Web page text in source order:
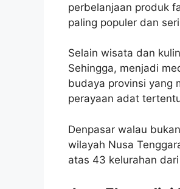
perbelanjaan produk
paling populer dan
Selain wisata dan
Sehingga, menjadi
budaya provinsi yang
perayaan adat
Denpasar walau
wilayah Nusa
atas 43 kelurahan